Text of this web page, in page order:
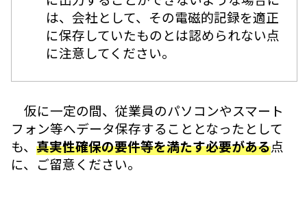
は、会社として、その電磁的記録を適正
に保存していたものとは認められない点
に注意してください。
仮に一定の間、従業員のパソコンやスマート
フォン等へデータ保存することとなったとして
も、 真実性確保の要件等を満たす必要がある点
に、ご留意ください。